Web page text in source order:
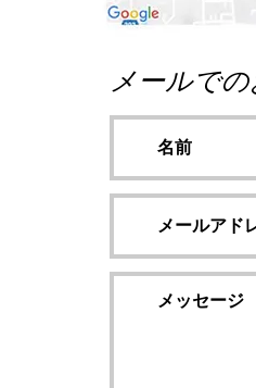
ご利用や介護
メールで